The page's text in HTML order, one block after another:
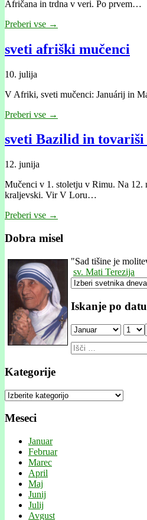
Afričana in trdna v veri. Po prvem…
Preberi vse →
sveti afriški mučenci
10. julija
V Afriki, sveti mučenci: Januárij in
Preberi vse →
sveti Bazilid in
12. junija
Mučenci v 1. stoletju v Rimu. Na
kraljevski. Vir V Loru…
Preberi vse →
Dobra misel
"Sad tišine je
sv. Mati Terezija
Iskanje po
Išči:
Kategorije
Kategorije
Meseci
Januar
Februar
Marec
April
Maj
Junij
Julij
Avgust